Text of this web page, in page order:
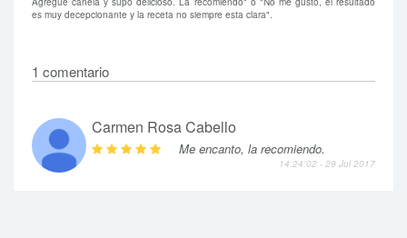
es muy decepcionante y la receta no siempre esta clara".
1 comentario
Carmen Rosa Cabello
Me encanto, la recomiendo.
14:24:02 - 29 Jul 2017